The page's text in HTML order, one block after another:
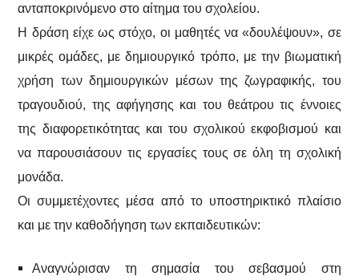
ανταποκρινόμενο στο αίτημα του σχολείου.
Η δράση είχε ως στόχο, οι μαθητές να «δουλέψουν», σε
μικρές ομάδες, με δημιουργικό τρόπο, με την βιωματική
χρήση των δημιουργικών μέσων της ζωγραφικής, του
τραγουδιού, της αφήγησης και του θεάτρου τις έννοιες
της διαφορετικότητας και του σχολικού εκφοβισμού και
να παρουσιάσουν τις εργασίες τους σε όλη τη σχολική
μονάδα.
Οι συμμετέχοντες μέσα από το υποστηρικτικό πλαίσιο
και με την καθοδήγηση των εκπαιδευτικών:
Αναγνώρισαν τη σημασία του σεβασμού στη